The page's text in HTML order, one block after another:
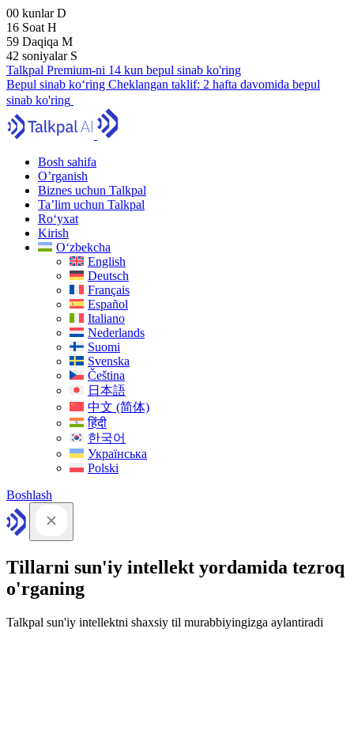
00 kunlarD
16 Soat H
59 Daqiqa M
41 soniyalar S
Talkpal Premium-ni 14 kun bepul sinab ko'ring
Bepul sinab ko‘ring Cheklangan taklif: 2 hafta davomida bepul
sinab ko'ring
Bosh sahifa
O’rganish
Biznes uchun Talkpal
Ta’lim uchun Talkpal
Ro‘yxat
Kirish
O‘zbekcha
English
Deutsch
Français
Español
Italiano
Nederlands
Suomi
Svenska
Čeština
日本語
中文 (简体)
हिंदी
한국어
Українська
Polski
Boshlash
Tillarni sun'iy intellekt yordamida tezroq
o'rganing
Talkpal sun'iy intellektni shaxsiy til murabbiyingizga aylantiradi